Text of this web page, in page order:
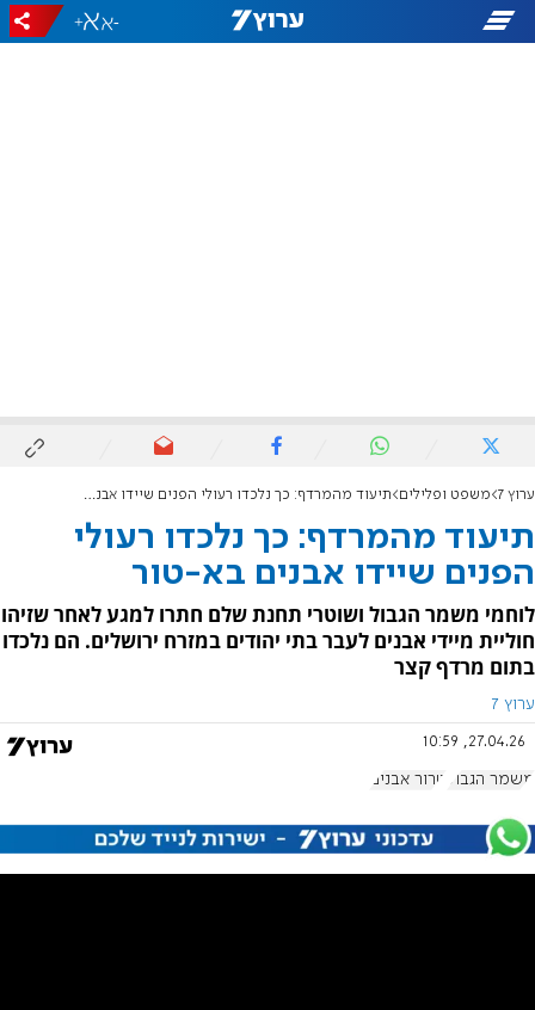
-
+
ערוץ 7 משפט ופלילים תיעוד מהמרדף: כך נלכדו רעולי הפנים שיידו אבנים בא-טור
תיעוד מהמרדף: כך נלכדו רעולי
הפנים שיידו אבנים בא-טור
לוחמי משמר הגבול ושוטרי תחנת שלם חתרו למגע לאחר שזיהו
חוליית מיידי אבנים לעבר בתי יהודים במזרח ירושלים. הם נלכדו
בתום מרדף קצר
ערוץ 7
27.04.26, 10:59
משמר הגבול טרור אבנים